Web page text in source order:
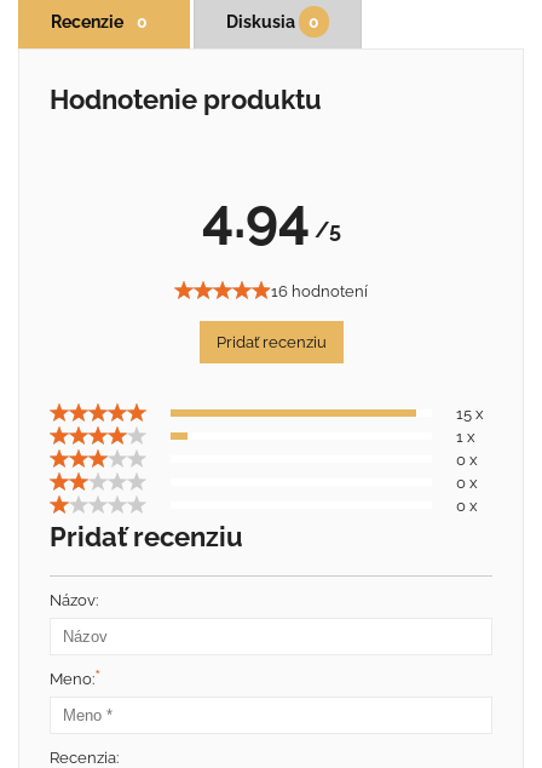
Recenzie 0 Diskusia 0
Hodnotenie produktu
4.94 /5
16 hodnotení
Pridať recenziu
15 x
1 x
0 x
0 x
0 x
Pridať recenziu
Názov:
Meno:*
Recenzia: